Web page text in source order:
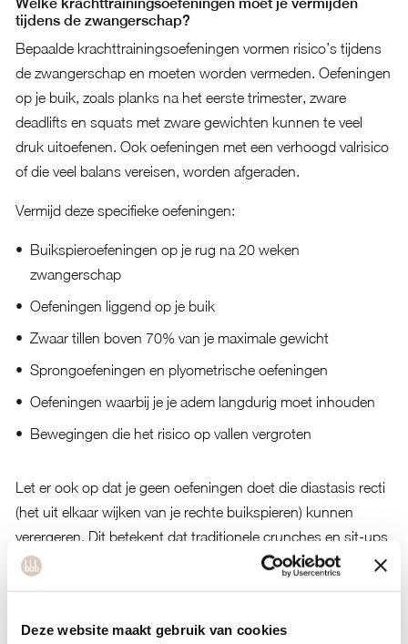
Deze website maakt gebruik van cookies
tijdens de zwangerschap?
Bepaalde krachttrainingsoefeningen vormen risico’s tijdens
de zwangerschap en moeten worden vermeden. Oefeningen
op je buik, zoals planks na het eerste trimester, zware
deadlifts en squats met zware gewichten kunnen te veel
druk uitoefenen. Ook oefeningen met een verhoogd valrisico
of die veel balans vereisen, worden afgeraden.
Vermijd deze specifieke oefeningen:
Buikspieroefeningen op je rug na 20 weken
zwangerschap
Oefeningen liggend op je buik
Zwaar tillen boven 70% van je maximale gewicht
Sprongoefeningen en plyometrische oefeningen
Oefeningen waarbij je je adem langdurig moet inhouden
Bewegingen die het risico op vallen vergroten
Let er ook op dat je geen oefeningen doet die diastasis recti
(het uit elkaar wijken van je rechte buikspieren) kunnen
verergeren. Dit betekent dat traditionele crunches en sit-ups
beter kunnen worden vervangen door aangepaste core-
Hoe pas je je krachttraining aan per trimester?